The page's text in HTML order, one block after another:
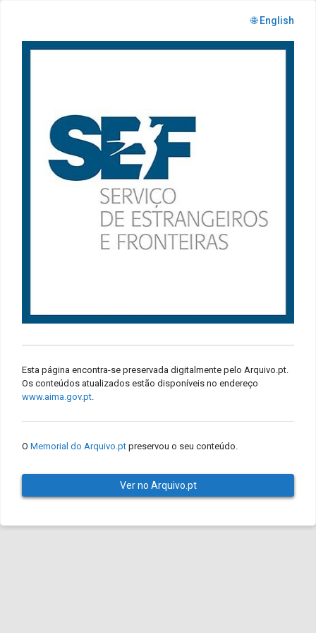
🌐 English
Esta página encontra-se preservada digitalmente pelo Arquivo.pt.
Os conteúdos atualizados estão disponíveis no endereço
www.aima.gov.pt.
O Memorial do Arquivo.pt preservou o seu conteúdo.
Ver no Arquivo.pt